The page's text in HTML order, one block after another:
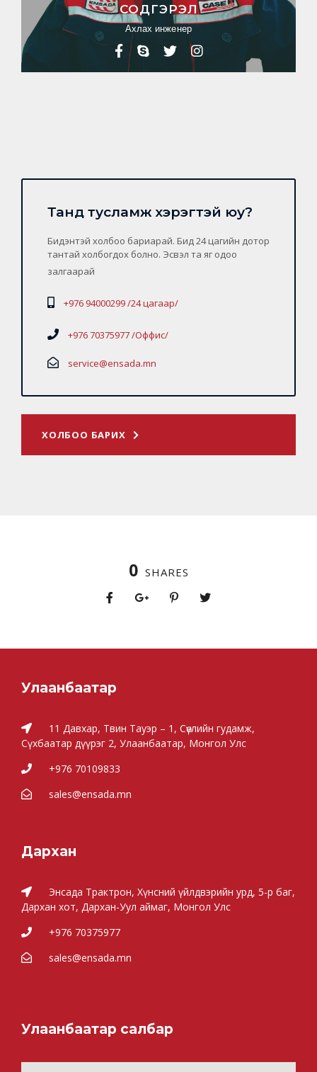
СОДГЭРЭЛ
Ахлах инженер
Танд тусламж хэрэгтэй юу?
Бидэнтэй холбоо бариарай. Бид 24 цагийн дотор
тантай холбогдох болно. Эсвэл та яг одоо
залгаарай
+976 94000299 /24 цагаар/
+976 70375977 /Оффис/
service@ensada.mn
ХОЛБОО БАРИХ
0 SHARES
Улаанбаатар
11 Давхар, Твин Тауэр – 1, Сөүлийн гудамж,
Сүхбаатар дүүрэг 2, Улаанбаатар, Монгол Улс
+976 70109833
sales@ensada.mn
Дархан
Энсада Трактрон, Хүнсний үйлдвэрийн урд, 5-р баг,
Дархан хот, Дархан-Уул аймаг, Монгол Улс
+976 70375977
sales@ensada.mn
Улаанбаатар салбар